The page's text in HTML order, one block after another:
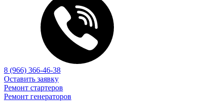
8 (966) 366-46-38
Оставить заявку
Ремонт стартеров
Ремонт генераторов